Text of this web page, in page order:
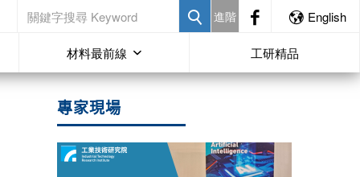
進階 English
材料最前線 工研精品
專家現場